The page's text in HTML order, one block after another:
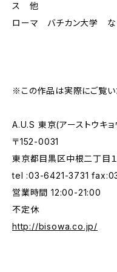
ス 他
ローマ バチカン大学 な
※この作品は実際にご覧い
A.U.S 東京(アーストウキョ
〒152-0031
東京都目黒区中根二丁目
tel :03-6421-3731
営業時間 12:00-21:00
不定休
http://bisowa.co.jp/